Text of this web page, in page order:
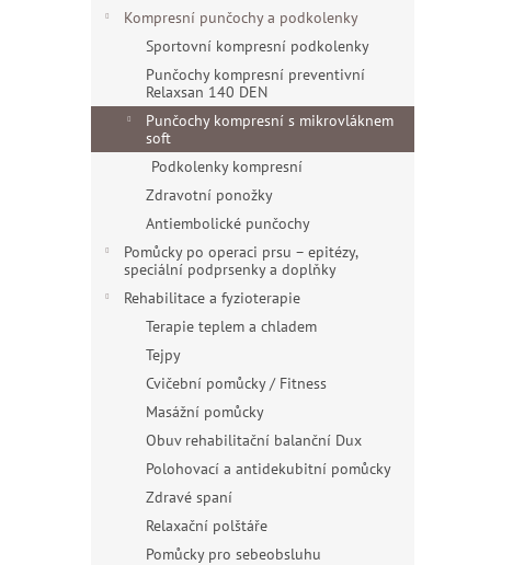
Kompresní punčochy a podkolenky
Sportovní kompresní podkolenky
Punčochy kompresní preventivní
Relaxsan 140 DEN
Punčochy kompresní s mikrovláknem
soft
Podkolenky kompresní
Zdravotní ponožky
Antiembolické punčochy
Pomůcky po operaci prsu – epitézy,
speciální podprsenky a doplňky
Rehabilitace a fyzioterapie
Terapie teplem a chladem
Tejpy
Cvičební pomůcky / Fitness
Masážní pomůcky
Obuv rehabilitační balanční Dux
Polohovací a antidekubitní pomůcky
Zdravé spaní
Relaxační polštáře
Pomůcky pro sebeobsluhu